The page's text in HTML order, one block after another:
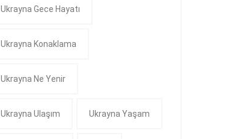
Ukrayna Gece Hayatı
Ukrayna Konaklama
Ukrayna Ne Yenir
Ukrayna Ulaşım Ukrayna Yaşam